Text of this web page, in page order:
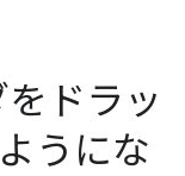
ドラッ
うにな